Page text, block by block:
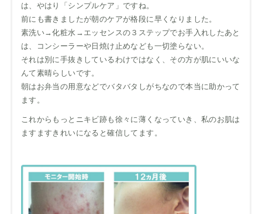
は、やはり「シンプルケア」ですね。
前にも書きましたが朝のケアが格段に早くなりました。
素洗い→化粧水→エッセンスの３ステップでお手入れしたあと
は、コンシーラーや日焼け止めなども一切塗らない。
それは別に手抜きしているわけではなく、その方が肌にいいな
んて素晴らしいです。
朝はお弁当の用意などでバタバタしがちなので本当に助かって
ます。
これからもっとニキビ跡も徐々に薄くなっていき、私のお肌は
ますますきれいになると確信してます。